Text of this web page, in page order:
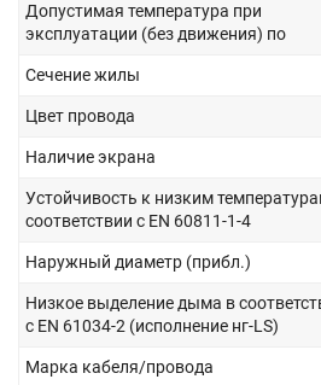
Допустимая температура при
эксплуатации (без движения) по
Сечение жилы
Цвет провода
Наличие экрана
Устойчивость к низким
соответствии с EN 60811-1-4
Наружный диаметр (прибл.)
Низкое выделение дыма в
с EN 61034-2 (исполнение нг-LS)
Марка кабеля/провода